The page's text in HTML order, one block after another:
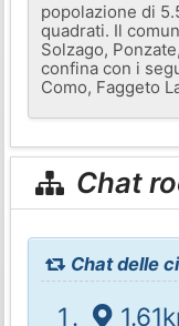
popolazione di
quadrati. Il
Solzago,
confina con i
Como, Faggeto
Chat
Chat delle